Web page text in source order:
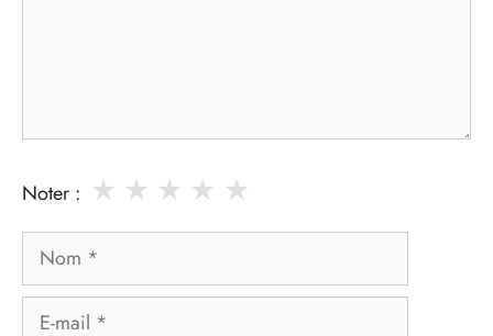
Noter : ★
★
★
★
★
Nom